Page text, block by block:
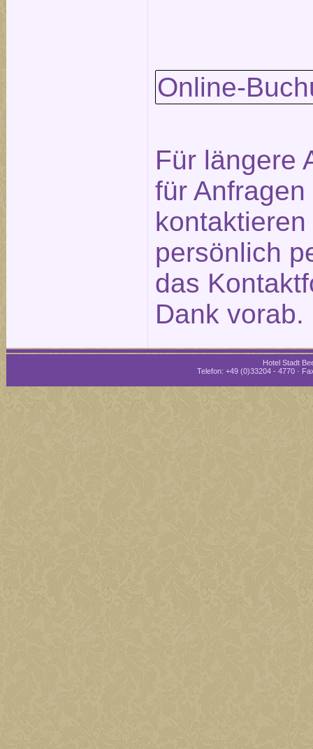
Online-
Für längere
für
persönlich
das
Dank vorab.
Hotel Stadt
Telefon: +49 (0)33204 - 4770 ·